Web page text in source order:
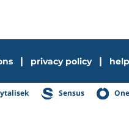
| privacy policy | help
Sensus